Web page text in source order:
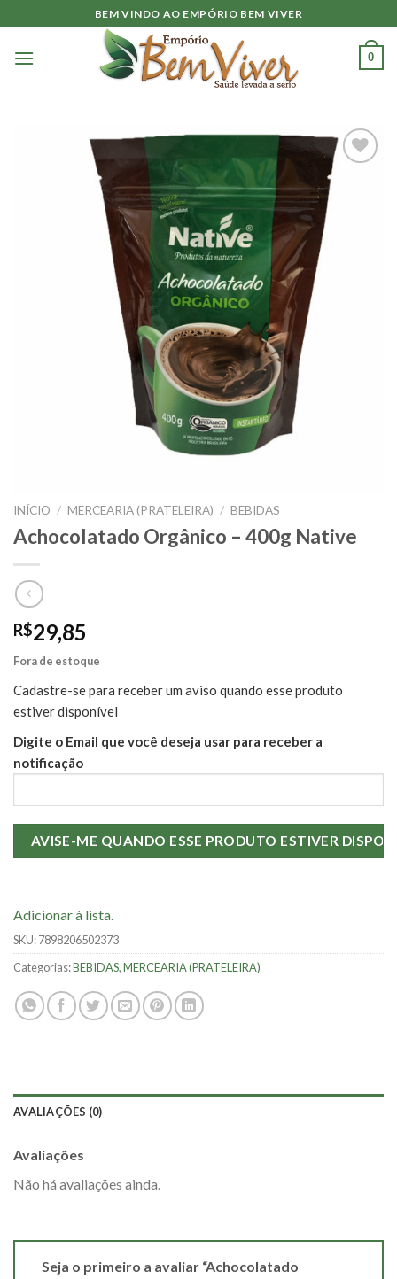
to
content
BEM VINDO AO EMPÓRIO BEM VIVER
0
Adicionar
INÍCIO / MERCEARIA (PRATELEIRA) / BEBIDAS
Achocolatado Orgânico – 400g Native
R$29,85
Fora de estoque
Cadastre-se para receber um aviso quando esse produto
estiver disponível
Digite o Email que você deseja usar para receber a
notificação
Adicionar à lista.
SKU:7898206502373
Categorias:BEBIDAS,MERCEARIA (PRATELEIRA)
AVALIAÇÕES (0)
Avaliações
Não há avaliações ainda.
Seja o primeiro a avaliar “Achocolatado